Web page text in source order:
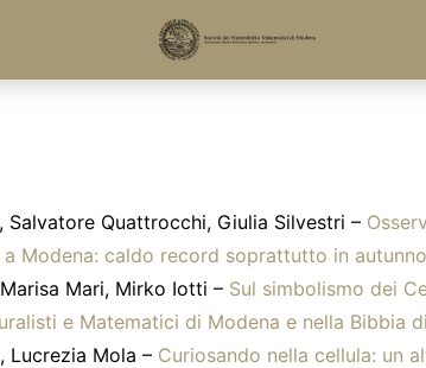
Salvatore Quattrocchi, Giulia Silvestri –
a Modena: caldo record soprattutto in autunno
Mari, Mirko Iotti – Sul simbolismo dei
e Matematici di Modena e nella Bibbia
Lucrezia Mola – Curiosando nella cellula: un